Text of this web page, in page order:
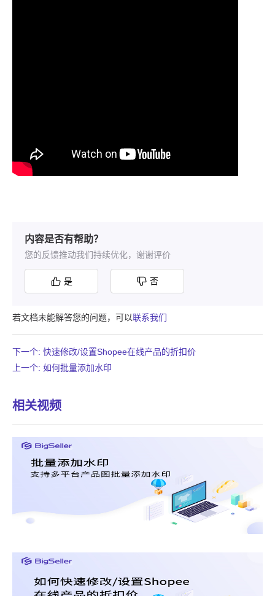
内容是否有帮助？
您的反馈推动我们持续优化，谢谢评价
是 否
若文档未能解答您的问题，可以联系我们
上一个: 如何批量添加水印
下一个: 快速修改/设置Shopee在线产品的折扣价
相关视频